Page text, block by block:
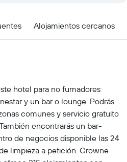
Alojamientos cercanos
hotel para no fumadores
y un bar o lounge. Podrás
comunes y servicio gratuito
encontrarás un bar-
de negocios disponible las 24
limpieza a petición. Crowne